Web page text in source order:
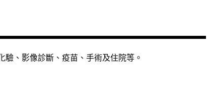
、影像診斷、疫苗、手術及住院等。